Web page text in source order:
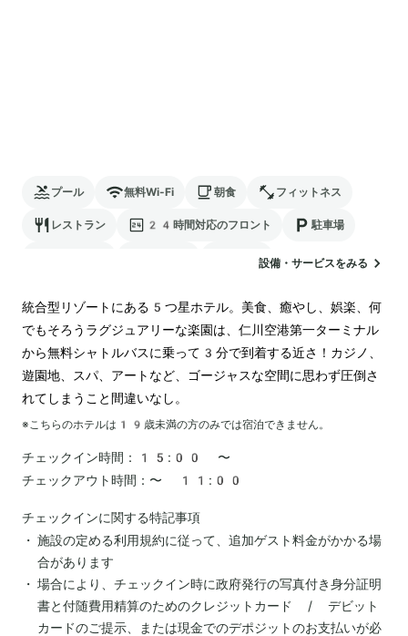
プール 無料Wi-Fi 朝食 フィットネス
レストラン 24時間対応のフロント 駐車場
カジノ設備・サービスをみる
統合型リゾートにある5つ星ホテル。美食、癒やし、娯楽、何
でもそろうラグジュアリーな楽園は、仁川空港第一ターミナル
から無料シャトルバスに乗って3分で到着する近さ！カジノ、
遊園地、スパ、アートなど、ゴージャスな空間に思わず圧倒さ
れてしまうこと間違いなし。
※こちらのホテルは 19 歳未満の方のみでは宿泊できません。
チェックイン時間：
15:00 〜
チェックアウト時間： 〜 11:00
チェックインに関する特記事項
施設の定める利用規約に従って、追加ゲスト料金がかかる場
合があります
場合により、チェックイン時に政府発行の写真付き身分証明
書と付随費用精算のためのクレジットカード / デビット
カードのご提示、または現金でのデポジットのお支払いが必